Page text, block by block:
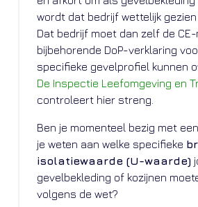
wordt dat bedrijf wettelijk gezien
Dat bedrijf moet dan zelf de
bijbehorende DoP-verklaring
specifieke gevelprofiel kunnen
De Inspectie Leefomgeving en
controleert hier streng.
Ben je momenteel bezig met
je weten aan welke specifieke
isolatiewaarde (U-waarde)
gevelbekleding of kozijnen
volgens de wet?